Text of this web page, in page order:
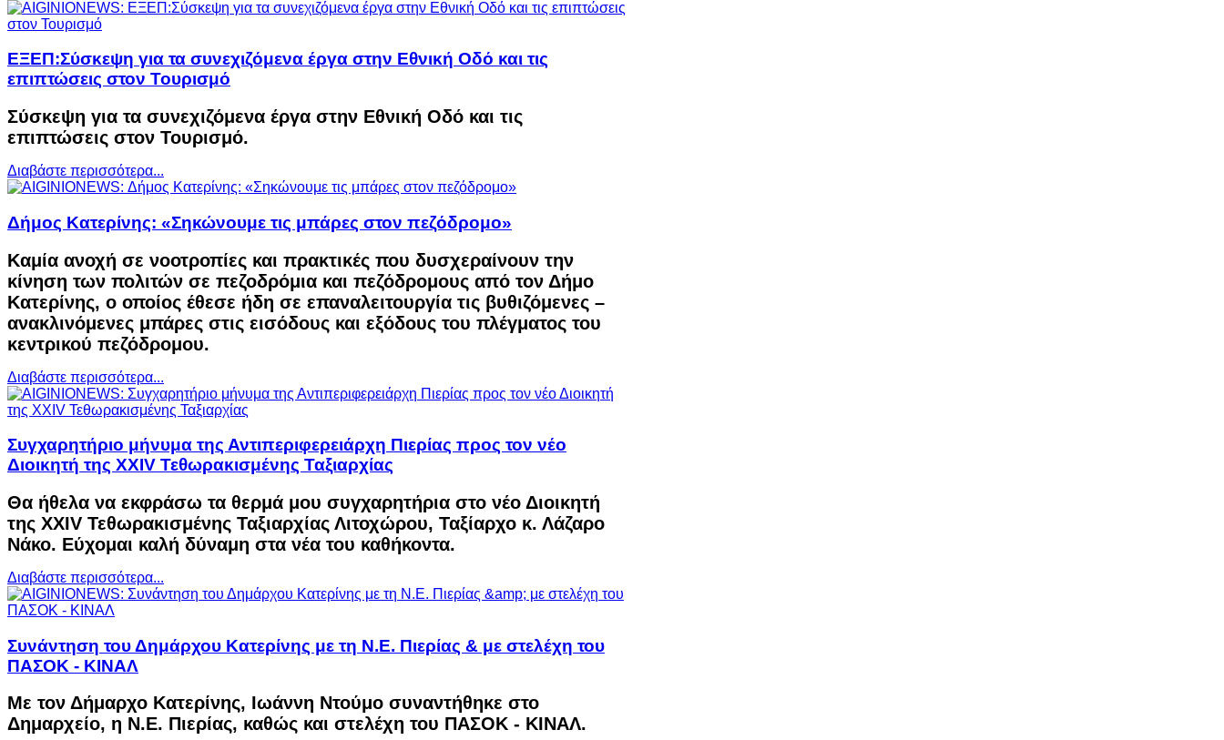
ΕΞΕΠ:Σύσκεψη για τα συνεχιζόμενα έργα στην Εθνική Οδό και τις
επιπτώσεις στον Τουρισμό
Σύσκεψη για τα συνεχιζόμενα έργα στην Εθνική Οδό και τις
επιπτώσεις στον Τουρισμό.
Διαβάστε περισσότερα...
Δήμος Κατερίνης: «Σηκώνουμε τις μπάρες στον πεζόδρομο»
Καμία ανοχή σε νοοτροπίες και πρακτικές που δυσχεραίνουν την
κίνηση των πολιτών σε πεζοδρόμια και πεζόδρομους από τον Δήμο
Κατερίνης, ο οποίος έθεσε ήδη σε επαναλειτουργία τις βυθιζόμενες –
ανακλινόμενες μπάρες στις εισόδους και εξόδους του πλέγματος του
κεντρικού πεζόδρομου.
Διαβάστε περισσότερα...
Συγχαρητήριο μήνυμα της Αντιπεριφερειάρχη Πιερίας προς τον νέο
Διοικητή της XXIV Τεθωρακισμένης Ταξιαρχίας
Θα ήθελα να εκφράσω τα θερμά μου συγχαρητήρια στο νέο Διοικητή
της XXIV Τεθωρακισμένης Ταξιαρχίας Λιτοχώρου, Ταξίαρχο κ. Λάζαρο
Νάκο. Εύχομαι καλή δύναμη στα νέα του καθήκοντα.
Διαβάστε περισσότερα...
Συνάντηση του Δημάρχου Κατερίνης με τη Ν.Ε. Πιερίας & με στελέχη του
ΠΑΣΟΚ - ΚΙΝΑΛ
Με τον Δήμαρχο Κατερίνης, Ιωάννη Ντούμο συναντήθηκε στο
Δημαρχείο, η Ν.Ε. Πιερίας, καθώς και στελέχη του ΠΑΣΟΚ - ΚΙΝΑΛ.